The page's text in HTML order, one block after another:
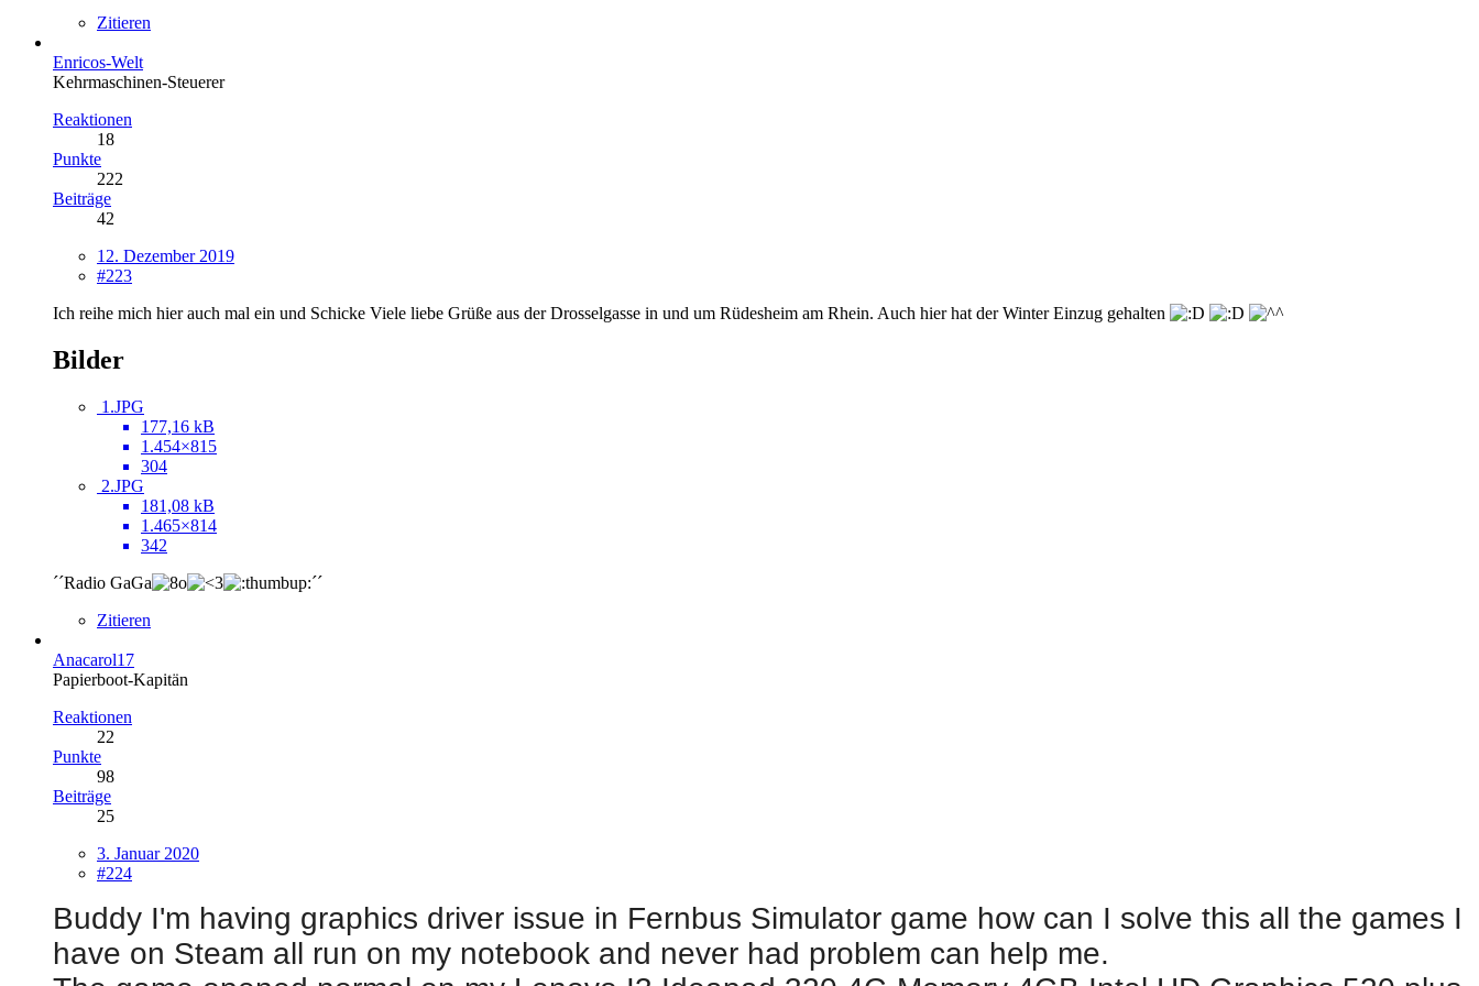
Zitieren
Enricos-Welt
Kehrmaschinen-Steuerer
Reaktionen
18
Punkte
222
Beiträge
42
12. Dezember 2019
#223
Ich reihe mich hier auch mal ein und Schicke Viele liebe Grüße aus der Drosselgasse in und um Rüdesheim am Rhein. Auch hier hat der Winter Einzug gehalten
Bilder
1.JPG
177,16 kB
1.454×815
304
2.JPG
181,08 kB
1.465×814
342
´´Radio GaGa
´´
Zitieren
Anacarol17
Papierboot-Kapitän
Reaktionen
22
Punkte
98
Beiträge
25
3. Januar 2020
#224
Buddy I'm having graphics driver issue in Fernbus Simulator game how can I solve this all the games I
have on Steam all run on my notebook and never had problem can help me.